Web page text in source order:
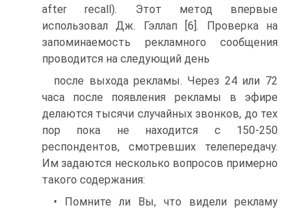
after recall). Этот метод впервые
использовал Дж. Гэллап [6]. Проверка на
запоминаемость рекламного сообщения
проводится на следующий день
после выхода рекламы. Через 24 или 72
часа после появления рекламы в эфире
делаются тысячи случайных звонков, до тех
пор пока не находится с 150-250
респондентов, смотревших телепередачу.
Им задаются несколько вопросов примерно
такого содержания:
• Помните ли Вы, что видели рекламу